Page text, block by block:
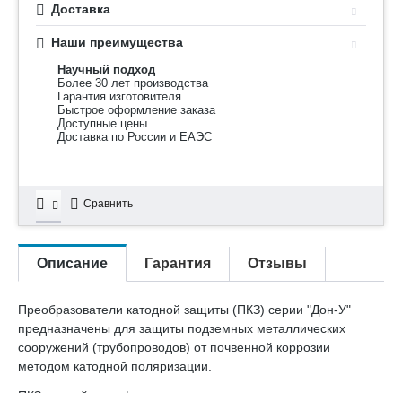
Доставка
Наши преимущества
Научный подход
Более 30 лет производства
Гарантия изготовителя
Быстрое оформление заказа
Доступные цены
Доставка по России и ЕАЭС
Сравнить
Описание Гарантия Отзывы
Преобразователи катодной защиты (ПКЗ) серии "Дон-У"
предназначены для защиты подземных металлических
сооружений (трубопроводов) от почвенной коррозии
методом катодной поляризации.